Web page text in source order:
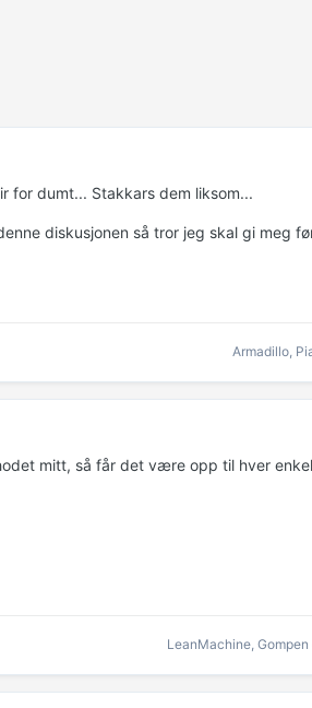
for dumt... Stakkars dem liksom...
diskusjonen så tror jeg skal gi meg
Armadillo,
mitt, så får det være opp til hver
LeanMachine, Gompen